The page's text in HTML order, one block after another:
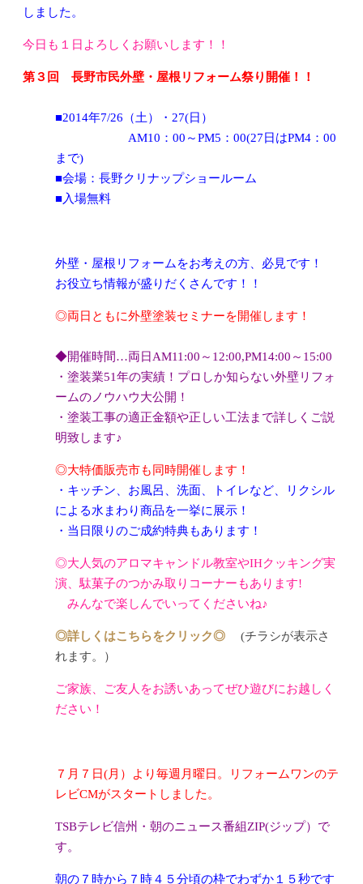
しました。
今日も１日よろしくお願いします！！
第３回 長野市民外壁・屋根リフォーム祭り開催！！
■2014年7/26（土）・27(日）
AM10：00～PM5：00(27日はPM4：00
まで)
■会場：長野クリナップショールーム
■入場無料
外壁・屋根リフォームをお考えの方、必見です！
お役立ち情報が盛りだくさんです！！
◎両日ともに外壁塗装セミナーを開催します！
◆開催時間…両日AM11:00～12:00,PM14:00～15:00
・塗装業51年の実績！プロしか知らない外壁リフォ
ームのノウハウ大公開！
・塗装工事の適正金額や正しい工法まで詳しくご説
明致します♪
◎大特価販売市も同時開催します！
・キッチン、お風呂、洗面、トイレなど、リクシル
による水まわり商品を一挙に展示！
・当日限りのご成約特典もあります！
◎大人気のアロマキャンドル教室やIHクッキング実
演、駄菓子のつかみ取りコーナーもあります!
みんなで楽しんでいってくださいね♪
◎詳しくはこちらをクリック◎ (チラシが表示さ
れます。）
ご家族、ご友人をお誘いあってぜひ遊びにお越しく
ださい！
７月７日(月）より毎週月曜日。リフォームワンのテ
レビCMがスタートしました。
TSBテレビ信州・朝のニュース番組ZIP(ジップ）で
す。
朝の７時から７時４５分頃の枠でわずか１５秒です